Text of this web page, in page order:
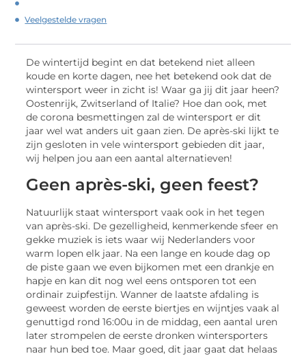
Veelgestelde vragen
De wintertijd begint en dat betekend niet alleen
koude en korte dagen, nee het betekend ook dat de
wintersport weer in zicht is! Waar ga jij dit jaar heen?
Oostenrijk, Zwitserland of Italie? Hoe dan ook, met
de corona besmettingen zal de wintersport er dit
jaar wel wat anders uit gaan zien. De après-ski lijkt te
zijn gesloten in vele wintersport gebieden dit jaar,
wij helpen jou aan een aantal alternatieven!
Geen après-ski, geen feest?
Natuurlijk staat wintersport vaak ook in het tegen
van après-ski. De gezelligheid, kenmerkende sfeer en
gekke muziek is iets waar wij Nederlanders voor
warm lopen elk jaar. Na een lange en koude dag op
de piste gaan we even bijkomen met een drankje en
hapje en kan dit nog wel eens ontsporen tot een
ordinair zuipfestijn. Wanner de laatste afdaling is
geweest worden de eerste biertjes en wijntjes vaak al
genuttigd rond 16:00u in de middag, een aantal uren
later strompelen de eerste dronken wintersporters
naar hun bed toe. Maar goed, dit jaar gaat dat helaas